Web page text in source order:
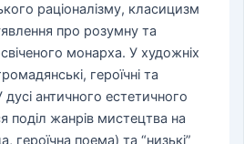
раціоналізму, класицизм
про розумну та
монарха. У художніх
героїчні та
дусі античного естетичного
поділ жанрів мистецтва на
героїчна поема) та “низькі”